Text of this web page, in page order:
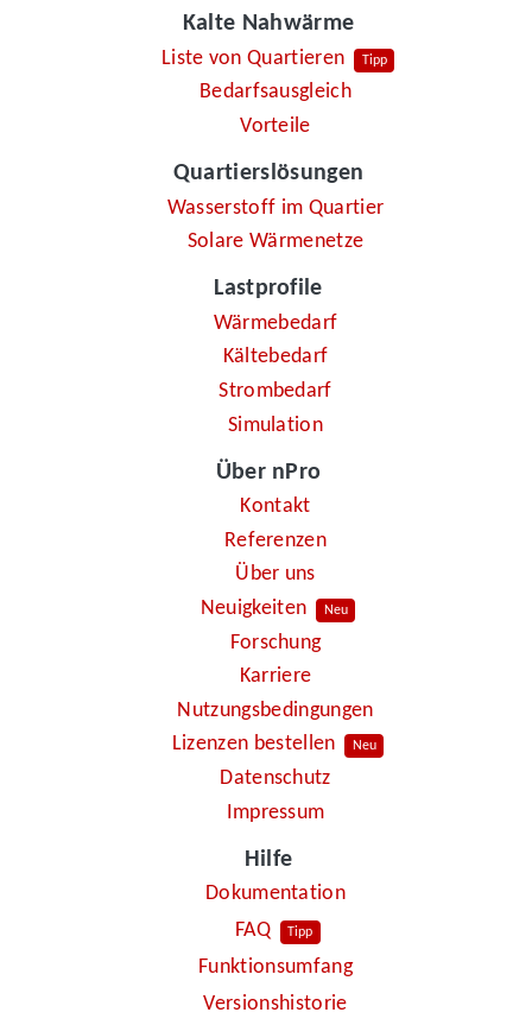
Kalte Nahwärme
Liste von Quartieren Tipp
Bedarfsausgleich
Vorteile
Quartierslösungen
Wasserstoff im Quartier
Solare Wärmenetze
Lastprofile
Wärmebedarf
Kältebedarf
Strombedarf
Simulation
Über nPro
Kontakt
Referenzen
Über uns
Neuigkeiten
Neu
Forschung
Karriere
Nutzungsbedingungen
Lizenzen bestellen
Neu
Datenschutz
Impressum
Hilfe
Dokumentation
FAQ
Tipp
Funktionsumfang
Versionshistorie